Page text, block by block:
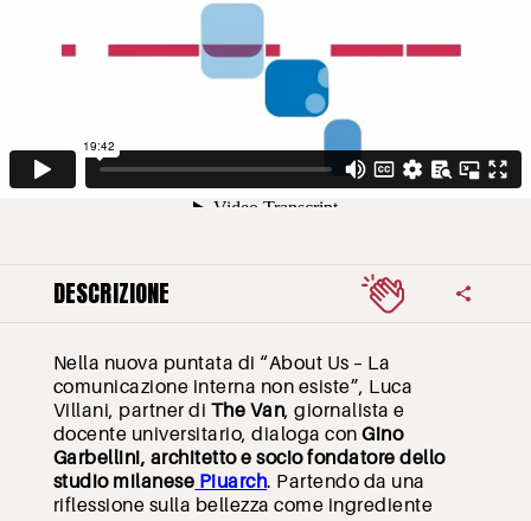
DESCRIZIONE
Nella nuova puntata di “About Us – La
comunicazione interna non esiste”, Luca
Villani, partner di The Van, giornalista e
docente universitario, dialoga con Gino
Garbellini, architetto e socio fondatore dello
studio milanese Piuarch. Partendo da una
riflessione sulla bellezza come ingrediente